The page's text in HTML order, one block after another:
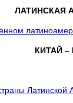
ЛАТИНСКАЯ
КИТАЙ
Латинской